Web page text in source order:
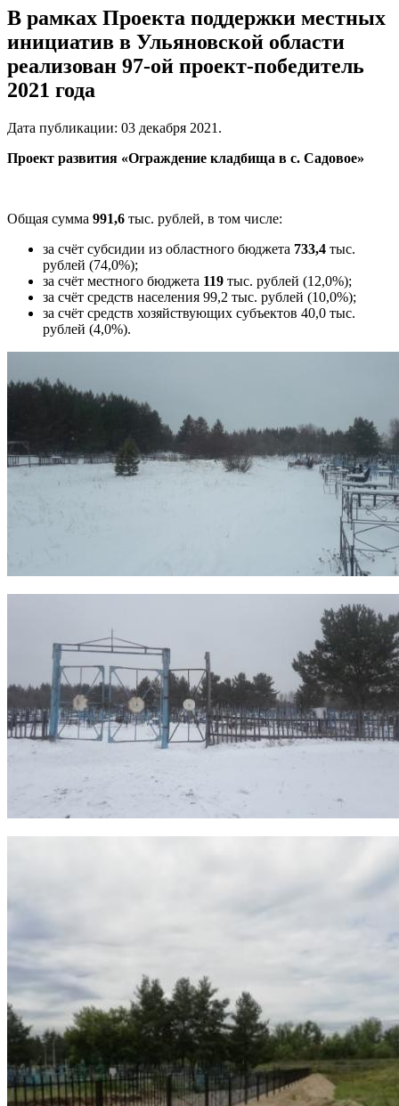
В рамках Проекта поддержки местных
инициатив в Ульяновской области
реализован 97-ой проект-победитель
2021 года
Дата публикации: 03 декабря 2021 .
Проект развития «Ограждение кладбища в с. Садовое»
Общая сумма 991,6 тыс. рублей, в том числе:
за счёт субсидии из областного бюджета 733,4 тыс.
рублей (74,0%);
за счёт местного бюджета 119 тыс. рублей (12,0%);
за счёт средств населения 99,2 тыс. рублей (10,0%);
за счёт средств хозяйствующих субъектов 40,0 тыс.
рублей (4,0%).